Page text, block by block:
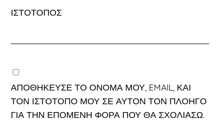
ΙΣΤΌΤΟΠΟΣ
ΑΠΟΘΉΚΕΥΣΕ ΤΟ ΌΝΟΜΆ ΜΟΥ, EMAIL, ΚΑΙ
ΤΟΝ ΙΣΤΌΤΟΠΟ ΜΟΥ ΣΕ ΑΥΤΌΝ ΤΟΝ ΠΛΟΗΓΌ
ΓΙΑ ΤΗΝ ΕΠΌΜΕΝΗ ΦΟΡΆ ΠΟΥ ΘΑ ΣΧΟΛΙΆΣΩ.